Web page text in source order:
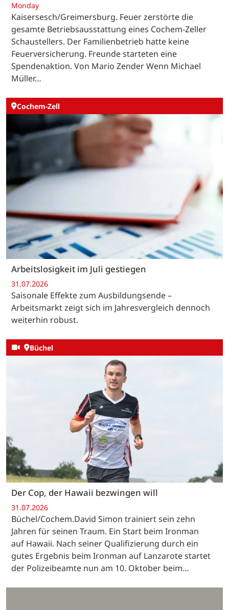
Monday
Kaisersesch/Greimersburg. Feuer zerstörte die
gesamte Betriebsausstattung eines Cochem-Zeller
Schaustellers. Der Familienbetrieb hatte keine
Feuerversicherung. Freunde starteten eine
Spendenaktion. Von Mario Zender Wenn Michael
Müller…
Cochem-Zell
Arbeitslosigkeit im Juli gestiegen
31.07.2026
Saisonale Effekte zum Ausbildungsende –
Arbeitsmarkt zeigt sich im Jahresvergleich dennoch
weiterhin robust.
Büchel
Der Cop, der Hawaii bezwingen will
31.07.2026
Büchel/Cochem.David Simon trainiert sein zehn
Jahren für seinen Traum. Ein Start beim Ironman
auf Hawaii. Nach seiner Qualifizierung durch ein
gutes Ergebnis beim Ironman auf Lanzarote startet
der Polizeibeamte nun am 10. Oktober beim…